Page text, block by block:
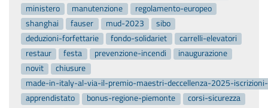
ministero
manutenzione
regolamento-europeo
shanghai
fauser mud-2023
sibo
deduzioni-forfettarie
fondo-solidariet
carrelli-elevatori
restaur
festa prevenzione-incendi
inaugurazione
novit
chiusure
made-in-italy-al-via-il-premio-maestri-deccellenza-2025-
apprendistato
bonus-regione-piemonte
corsi-sicurezza